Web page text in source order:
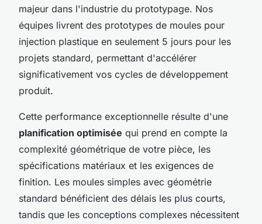
majeur dans l'industrie du prototypage. Nos
équipes livrent des prototypes de moules pour
injection plastique en seulement 5 jours pour les
projets standard, permettant d'accélérer
significativement vos cycles de développement
produit.
Cette performance exceptionnelle résulte d'une
planification optimisée qui prend en compte la
complexité géométrique de votre pièce, les
spécifications matériaux et les exigences de
finition. Les moules simples avec géométrie
standard bénéficient des délais les plus courts,
tandis que les conceptions complexes nécessitent